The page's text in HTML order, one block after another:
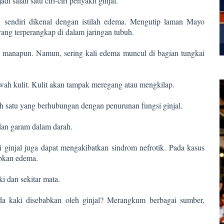
dikenal dengan istilah edema. Mengutip laman Mayo
terperangkap di dalam jaringan tubuh.
Namun, sering kali edema muncul di bagian tungkai
kulit. Kulit akan tampak meregang atau mengkilap.
satu yang berhubungan dengan penurunan fungsi ginjal.
garam dalam darah.
juga dapat mengakibatkan sindrom nefrotik. Pada kasus
edema.
dan sekitar mata.
kaki disebabkan oleh ginjal? Merangkum berbagai sumber,